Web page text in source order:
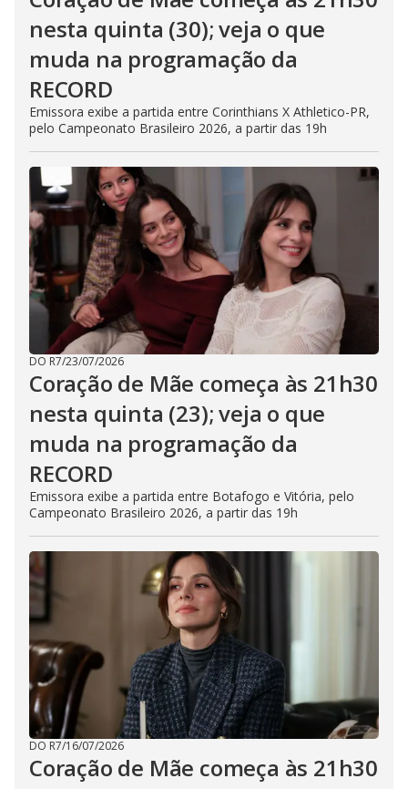
nesta quinta (30); veja o que
muda na programação da
RECORD
Emissora exibe a partida entre Corinthians X Athletico-PR,
pelo Campeonato Brasileiro 2026, a partir das 19h
DO R7/23/07/2026
Coração de Mãe começa às 21h30
nesta quinta (23); veja o que
muda na programação da
RECORD
Emissora exibe a partida entre Botafogo e Vitória, pelo
Campeonato Brasileiro 2026, a partir das 19h
DO R7/16/07/2026
Coração de Mãe começa às 21h30